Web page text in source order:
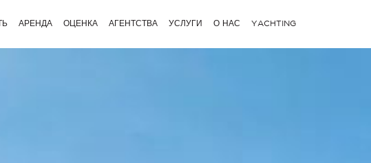
АРЕНДА ОЦЕНКА АГЕНТСТВА УСЛУГИ О НАС YACHTING